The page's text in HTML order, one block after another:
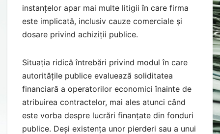
instanțelor apar mai multe litigii în care firma
este implicată, inclusiv cauze comerciale și
dosare privind achiziții publice.
Situația ridică întrebări privind modul în care
autoritățile publice evaluează soliditatea
financiară a operatorilor economici înainte de
atribuirea contractelor, mai ales atunci când
este vorba despre lucrări finanțate din fonduri
publice. Deși existența unor pierderi sau a unui